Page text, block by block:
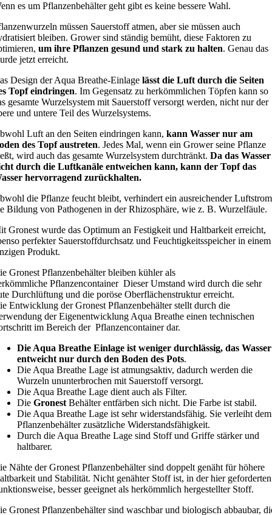
es um Pflanzenbehälter geht gibt es keine bessere Wahl.
müssen Sauerstoff atmen, aber sie müssen auch
bleiben. Grower sind ständig bemüht, diese Faktoren zu
um ihre Pflanzen gesund und stark zu halten. Genau das
jetzt erreicht.
Design der Aqua Breathe-Einlage lässt die Luft durch die Seiten
Topf eindringen. Im Gegensatz zu herkömmlichen Töpfen kann so
gesamte Wurzelsystem mit Sauerstoff versorgt werden, nicht nur der
und untere Teil des Wurzelsystems.
Luft an den Seiten eindringen kann, kann Wasser nur am
des Topf austreten. Jedes Mal, wenn ein Grower seine Pflanze
wird auch das gesamte Wurzelsystem durchtränkt. Da das Wasser
durch die Luftkanäle entweichen kann, kann der Topf das
hervorragend zurückhalten.
die Pflanze feucht bleibt, verhindert ein ausreichender Luftstrom
Bildung von Pathogenen in der Rhizosphäre, wie z. B. Wurzelfäule.
Gronest wurde das Optimum an Festigkeit und Haltbarkeit erreicht,
perfekter Sauerstoffdurchsatz und Feuchtigkeitsspeicher in einem
Produkt.
Gronest Pflanzenbehälter bleiben kühler als
Pflanzencontainer Dieser Umstand wird durch die sehr
Durchlüftung und die poröse Oberflächenstruktur erreicht.
Entwicklung der Gronest Pflanzenbehälter stellt durch die
der Eigenentwicklung Aqua Breathe einen technischen
im Bereich der Pflanzencontainer dar.
Die Aqua Breathe Einlage ist weniger durchlässig, das Wasser
entweicht nur durch den Boden des Pots.
Die Aqua Breathe Lage ist atmungsaktiv, dadurch werden die
Wurzeln ununterbrochen mit Sauerstoff versorgt.
Die Aqua Breathe Lage dient auch als Filter.
Die Gronest Behälter entfärben sich nicht. Die Farbe ist stabil.
Die Aqua Breathe Lage ist sehr widerstandsfähig. Sie verleiht dem
Pflanzenbehälter zusätzliche Widerstandsfähigkeit.
Durch die Aqua Breathe Lage sind Stoff und Griffe stärker und
haltbarer.
Nähte der Gronest Pflanzenbehälter sind doppelt genäht für höhere
und Stabilität. Nicht genähter Stoff ist, in der hier geforderten
besser geeignet als herkömmlich hergestellter Stoff.
Gronest Pflanzenbehälter sind waschbar und biologisch abbaubar,